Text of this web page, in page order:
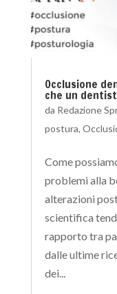
Occlusione
che un
da Redazione
postura,
Come
problemi alla
alterazioni
scientifica
rapporto tra
dalle ultime
dei...